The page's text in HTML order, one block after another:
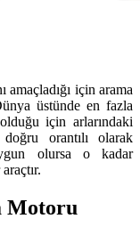
amaçladığı için arama
üstünde en fazla
için arlarındaki
orantılı olarak
olursa o kadar
Motoru